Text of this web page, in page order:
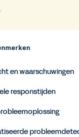
en waarschuwingen
responstijden